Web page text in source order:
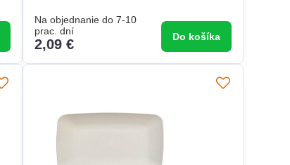
Na objednanie do 7-10
prac. dní
2,09 € Do košíka